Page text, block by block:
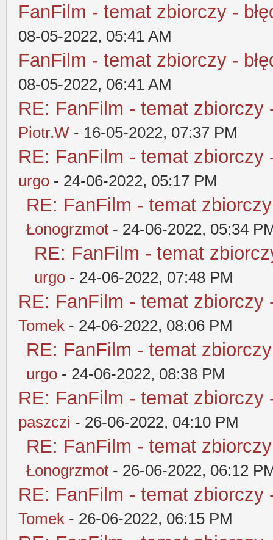
FanFilm - temat zbiorczy -
08-05-2022, 05:41 AM
FanFilm - temat zbiorczy -
08-05-2022, 06:41 AM
RE: FanFilm - temat zbiorczy
Piotr.W - 16-05-2022, 07:37 PM
RE: FanFilm - temat zbiorczy
urgo - 24-06-2022, 05:17 PM
RE: FanFilm - temat
Łonogrzmot - 24-06-2022, 05:34
RE: FanFilm - temat
urgo - 24-06-2022, 07:48 PM
RE: FanFilm - temat zbiorczy
Tomek - 24-06-2022, 08:06 PM
RE: FanFilm - temat
urgo - 24-06-2022, 08:38 PM
RE: FanFilm - temat zbiorczy
paszczi - 26-06-2022, 04:10 PM
RE: FanFilm - temat
Łonogrzmot - 26-06-2022, 06:12
RE: FanFilm - temat zbiorczy
Tomek - 26-06-2022, 06:15 PM